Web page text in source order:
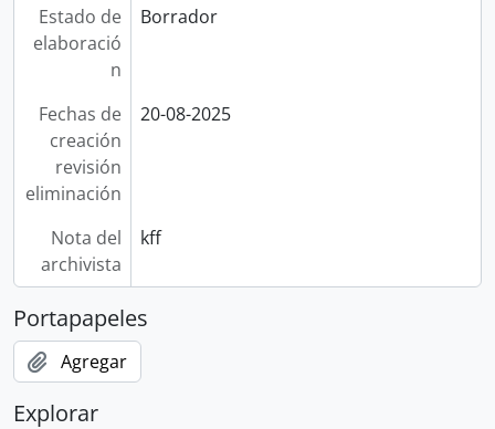
Estado de
elaboració
n
Borrador
Fechas de
creación
revisión
eliminación
20-08-2025
Nota del
archivista
kff
Portapapeles
Agregar
Explorar